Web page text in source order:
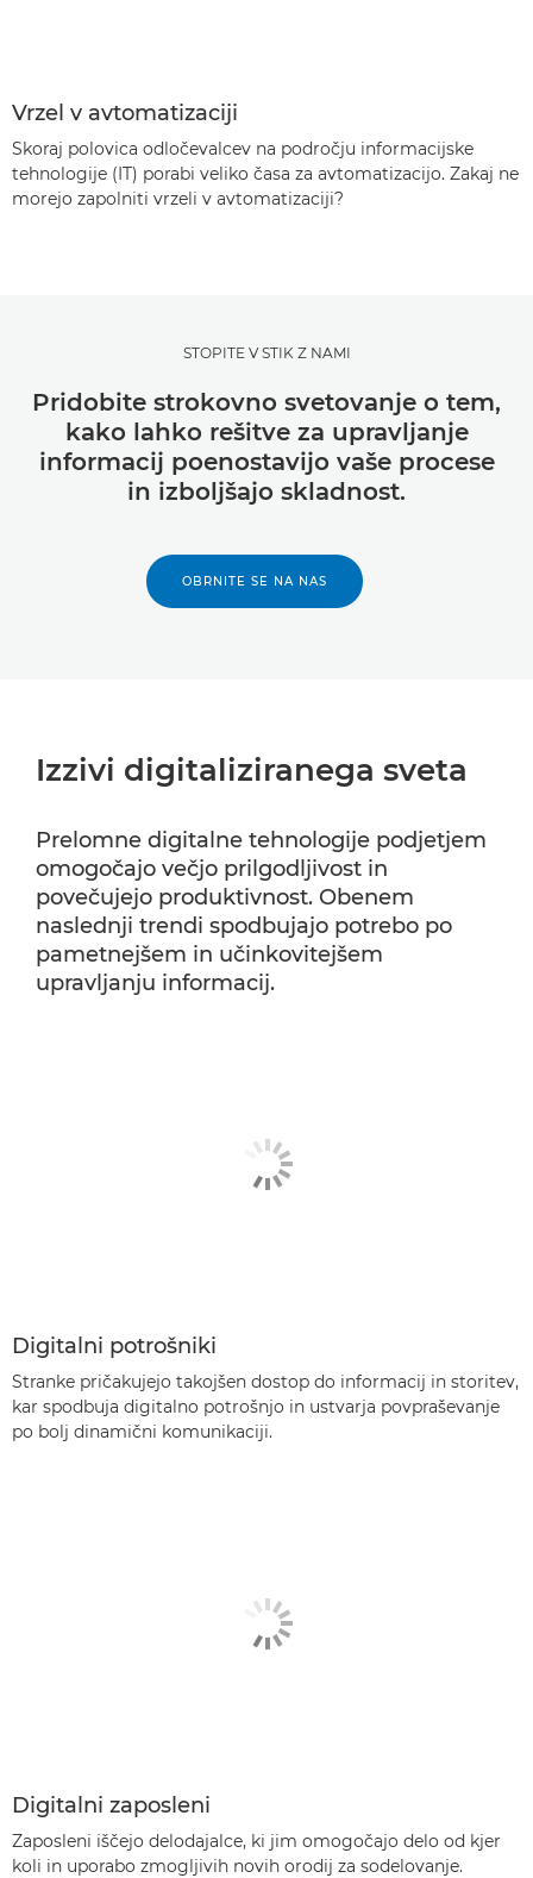
Vrzel v avtomatizaciji
Skoraj polovica odločevalcev na področju informacijske
tehnologije (IT) porabi veliko časa za avtomatizacijo. Zakaj ne
morejo zapolniti vrzeli v avtomatizaciji?
STOPITE V STIK Z NAMI
Pridobite strokovno svetovanje o tem,
kako lahko rešitve za upravljanje
informacij poenostavijo vaše procese
in izboljšajo skladnost.
OBRNITE SE NA NAS
Izzivi digitaliziranega sveta
Prelomne digitalne tehnologije podjetjem
omogočajo večjo prilgodljivost in
povečujejo produktivnost. Obenem
naslednji trendi spodbujajo potrebo po
pametnejšem in učinkovitejšem
upravljanju informacij.
Digitalni potrošniki
Stranke pričakujejo takojšen dostop do informacij in storitev,
kar spodbuja digitalno potrošnjo in ustvarja povpraševanje
po bolj dinamični komunikaciji.
Digitalni zaposleni
Zaposleni iščejo delodajalce, ki jim omogočajo delo od kjer
koli in uporabo zmogljivih novih orodij za sodelovanje.